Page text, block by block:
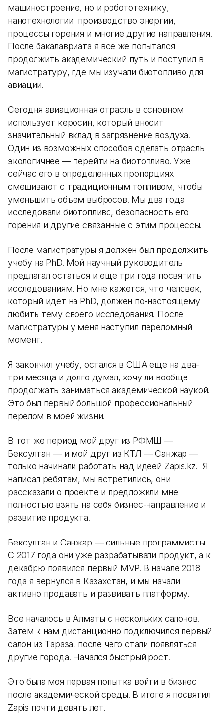
машиностроение, но и робототехнику,
нанотехнологии, производство энергии,
процессы горения и многие другие направления.
После бакалавриата я все же попытался
продолжить академический путь и поступил в
магистратуру, где мы изучали биотопливо для
авиации.
Сегодня авиационная отрасль в основном
использует керосин, который вносит
значительный вклад в загрязнение воздуха.
Один из возможных способов сделать отрасль
экологичнее — перейти на биотопливо. Уже
сейчас его в определенных пропорциях
смешивают с традиционным топливом, чтобы
уменьшить объем выбросов. Мы два года
исследовали биотопливо, безопасность его
горения и другие связанные с этим процессы.
После магистратуры я должен был продолжить
учебу на PhD. Мой научный руководитель
предлагал остаться и еще три года посвятить
исследованиям. Но мне кажется, что человек,
который идет на PhD, должен по-настоящему
любить тему своего исследования. После
магистратуры у меня наступил переломный
момент.
Я закончил учебу, остался в США еще на два-
три месяца и долго думал, хочу ли вообще
продолжать заниматься академической наукой.
Это был первый большой профессиональный
перелом в моей жизни.
В тот же период мой друг из РФМШ —
Бексултан — и мой друг из КТЛ — Санжар —
только начинали работать над идеей Zapis.kz. Я
написал ребятам, мы встретились, они
рассказали о проекте и предложили мне
полностью взять на себя бизнес-направление и
развитие продукта.
Бексултан и Санжар — сильные программисты.
С 2017 года они уже разрабатывали продукт, а к
декабрю появился первый MVP. В начале 2018
года я вернулся в Казахстан, и мы начали
активно продавать и развивать платформу.
Все началось в Алматы с нескольких салонов.
Затем к нам дистанционно подключился первый
салон из Тараза, после чего стали появляться
другие города. Начался быстрый рост.
Это была моя первая попытка войти в бизнес
после академической среды. В итоге я посвятил
Zapis почти девять лет.